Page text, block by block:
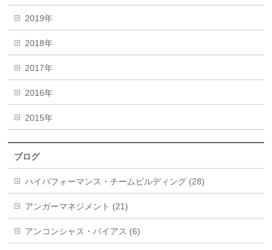
2019年
2018年
2017年
2016年
2015年
ブログ
ハイパフォーマンス・チームビルディング (28)
アンガーマネジメント (21)
アンコンシャス・バイアス (6)